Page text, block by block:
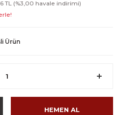
TL (%3,00 havale indirimi)
Ürün
HEMEN AL